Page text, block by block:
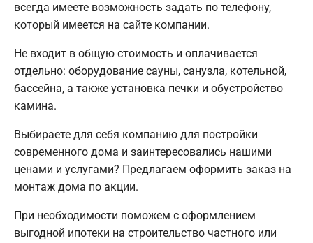
всегда имеете возможность задать по телефону,
который имеется на сайте компании.
Не входит в общую стоимость и оплачивается
отдельно: оборудование сауны, санузла, котельной,
бассейна, а также установка печки и обустройство
камина.
Выбираете для себя компанию для постройки
современного дома и заинтересовались нашими
ценами и услугами? Предлагаем оформить заказ на
монтаж дома по акции.
При необходимости поможем с оформлением
выгодной ипотеки на строительство частного или